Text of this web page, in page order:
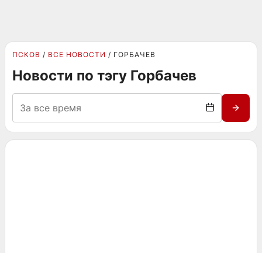
ПСКОВ ВСЕ НОВОСТИ ГОРБАЧЕВ
Новости по тэгу Горбачев